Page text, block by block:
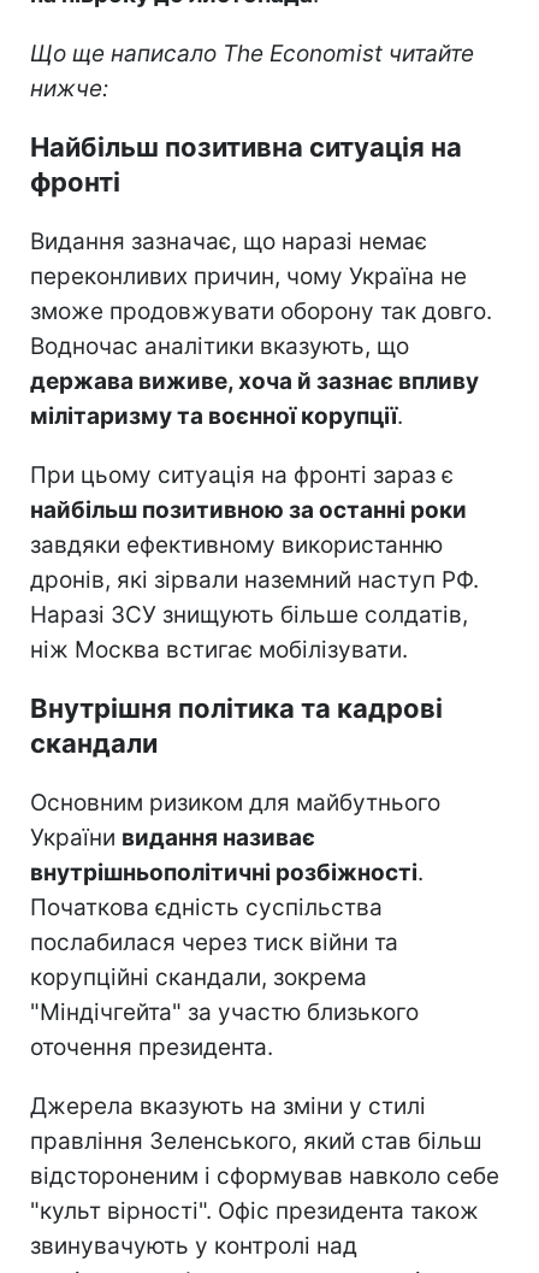
Що ще написало The Economist читайте
нижче:
Найбільш позитивна ситуація на
фронті
Видання зазначає, що наразі немає
переконливих причин, чому Україна не
зможе продовжувати оборону так довго.
Водночас аналітики вказують, що
держава виживе, хоча й зазнає впливу
мілітаризму та воєнної корупції.
При цьому ситуація на фронті зараз є
найбільш позитивною за останні роки
завдяки ефективному використанню
дронів, які зірвали наземний наступ РФ.
Наразі ЗСУ знищують більше солдатів,
ніж Москва встигає мобілізувати.
Внутрішня політика та кадрові
скандали
Основним ризиком для майбутнього
України видання називає
внутрішньополітичні розбіжності.
Початкова єдність суспільства
послабилася через тиск війни та
корупційні скандали, зокрема
"Міндічгейта" за участю близького
оточення президента.
Джерела вказують на зміни у стилі
правління Зеленського, який став більш
відстороненим і сформував навколо себе
"культ вірності". Офіс президента також
звинувачують у контролі над